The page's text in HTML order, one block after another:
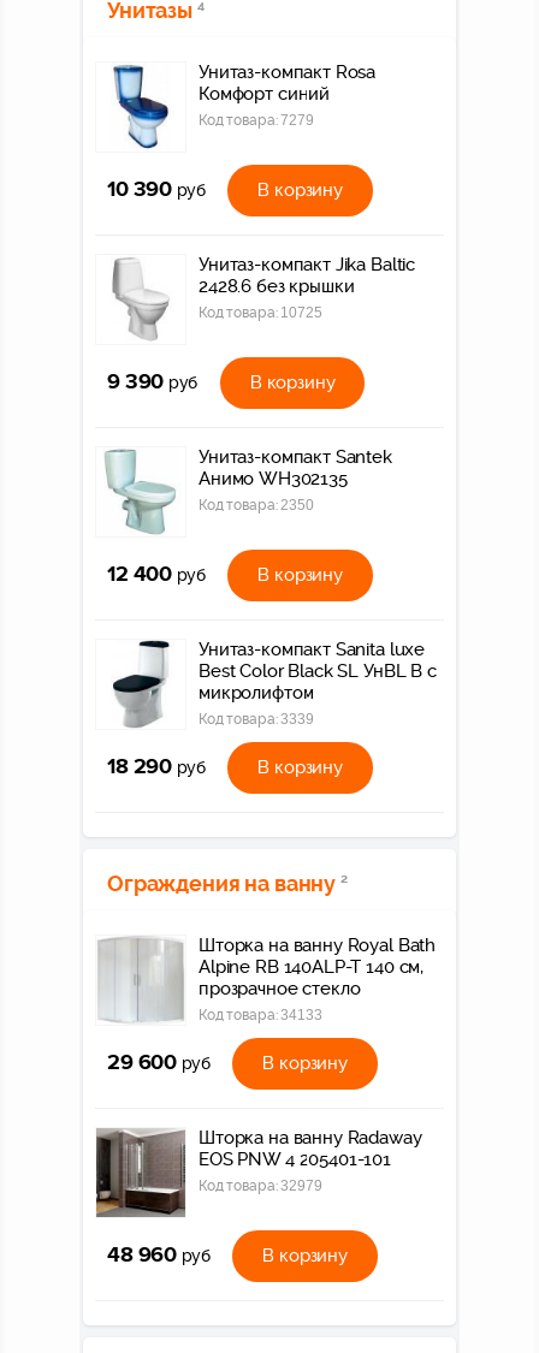
Унитазы 4
Унитаз-компакт Rosa
Комфорт синий
Код товара:7279
10 390 руб В корзину
Унитаз-компакт Jika Baltic
2428.6 без крышки
Код товара: 10725
9 390 руб В корзину
Унитаз-компакт Santek
Анимо WH302135
Код товара: 2350
12 400 руб В корзину
Унитаз-компакт Sanita luxe
Best Color Black SL УнBL B с
микролифтом
Код товара:3339
18 290 руб В корзину
Ограждения на ванну 2
Шторка на ванну Royal Bath
Alpine RB 140ALP-T 140 см,
прозрачное стекло
Код товара:34133
29 600 руб В корзину
Шторка на ванну Radaway
EOS PNW 4 205401-101
Код товара:32979
48 960 руб В корзину